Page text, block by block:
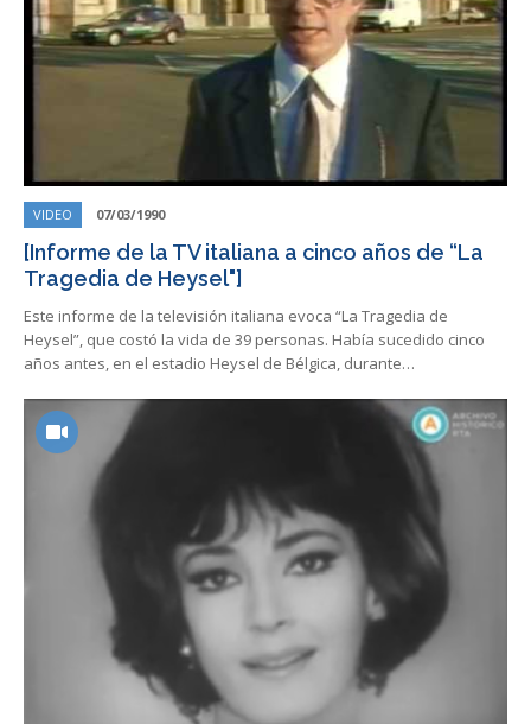
VIDEO 07/03/1990
[Informe de la TV italiana a cinco años de “La
Tragedia de Heysel"]
Este informe de la televisión italiana evoca “La Tragedia de
Heysel”, que costó la vida de 39 personas. Había sucedido cinco
años antes, en el estadio Heysel de Bélgica, durante…